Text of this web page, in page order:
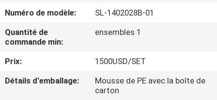
VISITE
D'USINE
CONTRÔLE
DE
Numéro de modèle:
SL-1402028B-01
Quantité de
commande min:
ensembles 1
Prix:
1500USD/SET
Détails d'emballage:
Mousse de PE avec la boîte de
carton